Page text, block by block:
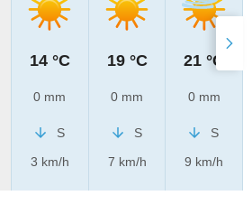
14 °C
0 mm
S
3 km/h
19 °C
0 mm
S
7 km/h
21 °C
0 mm
S
9 km/h